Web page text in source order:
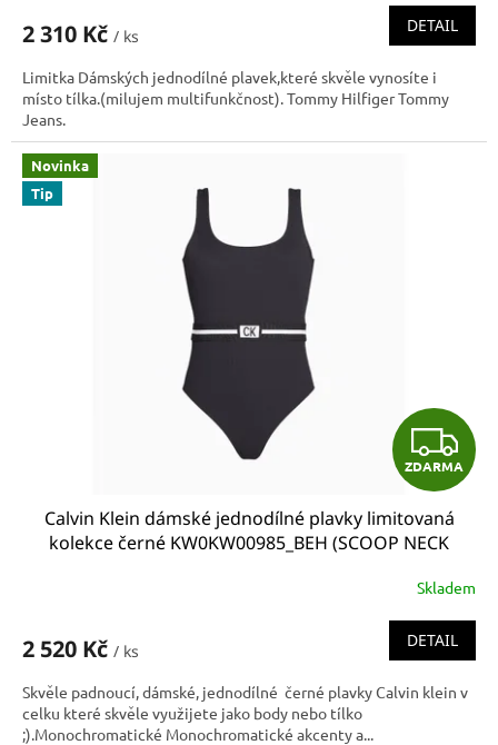
2 310 Kč / ks
DETAIL
Limitka Dámských jednodílné plavek,které skvěle vynosíte i
místo tílka.(milujem multifunkčnost). Tommy Hilfiger Tommy
Jeans.
Novinka
Tip
Z
D
R
M
A
ZDARMA
Calvin Klein dámské jednodílné plavky limitovaná
kolekce černé KW0KW00985_BEH (SCOOP NECK
Skladem
2 520 Kč / ks
DETAIL
Skvěle padnoucí, dámské, jednodílné černé plavky Calvin klein v
celku které skvěle využijete jako body nebo tílko
;).Monochromatické Monochromatické akcenty a...